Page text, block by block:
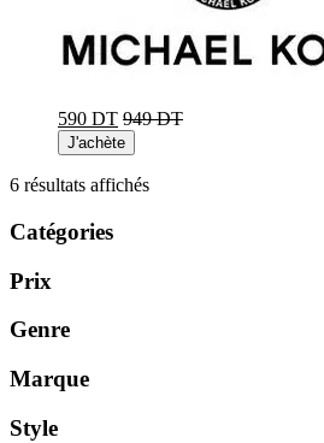
590 DT 949 DT
J'achète
6 résultats affichésTrié
Catégories
Prix
Genre
Marque
Style